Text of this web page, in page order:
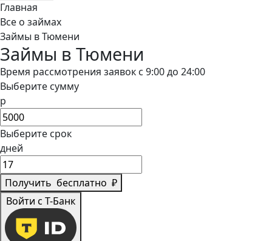
Главная
Все о займах
Займы в Тюмени
Займы в Тюмени
Время рассмотрения заявок с 9:00 до 24:00
Выберите сумму
р
Выберите срок
дней
Получить бесплатно ₽
Войти с Т-Банк